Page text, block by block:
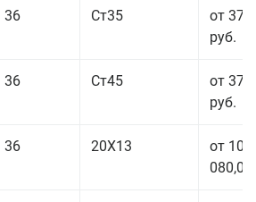
36 Ст35
от 37
руб.
36 Ст45
от 37
руб.
36 20Х13
от 101
080,00